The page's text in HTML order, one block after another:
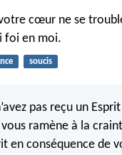
cœur ne se
foi en moi.
soucis
pas reçu un
ramène à la
en conséquence de